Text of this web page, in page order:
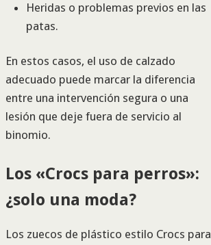
Heridas o problemas previos en las
patas.
En estos casos, el uso de calzado
adecuado puede marcar la diferencia
entre una intervención segura o una
lesión que deje fuera de servicio al
binomio.
Los «Crocs para perros»:
¿solo una moda?
Los zuecos de plástico estilo Crocs para